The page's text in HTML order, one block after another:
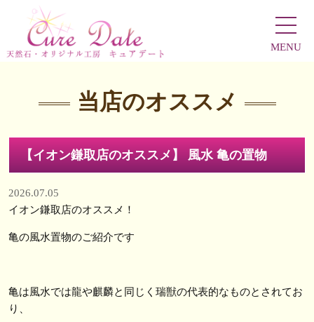
MENU
当店のオススメ
【イオン鎌取店のオススメ】 風水 亀の置物
2026.07.05
イオン鎌取店のオススメ！
亀の風水置物のご紹介です
亀は風水では龍や麒麟と同じく瑞獣の代表的なものとされてお
り、